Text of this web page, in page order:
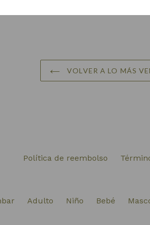
VOLVER A LO MÁS
Política de reembolso
Adulto Niño Bebé